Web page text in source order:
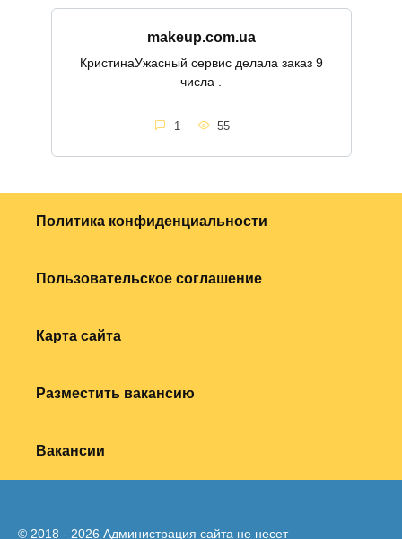
makeup.com.ua
КристинаУжасный сервис делала заказ 9
числа .
1 55
Политика конфиденциальности
Пользовательское соглашение
Карта сайта
Разместить вакансию
Вакансии
© 2018 - 2026 Администрация сайта не несет